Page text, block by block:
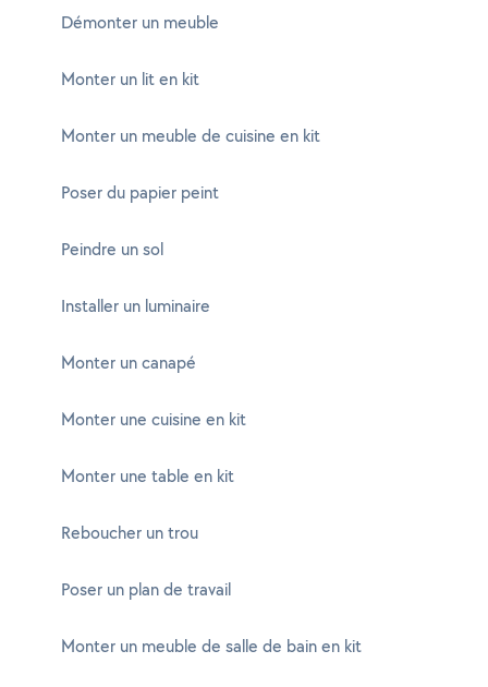
Démonter un meuble
Monter un lit en kit
Monter un meuble de cuisine en kit
Poser du papier peint
Peindre un sol
Installer un luminaire
Monter un canapé
Monter une cuisine en kit
Monter une table en kit
Reboucher un trou
Poser un plan de travail
Monter un meuble de salle de bain en kit